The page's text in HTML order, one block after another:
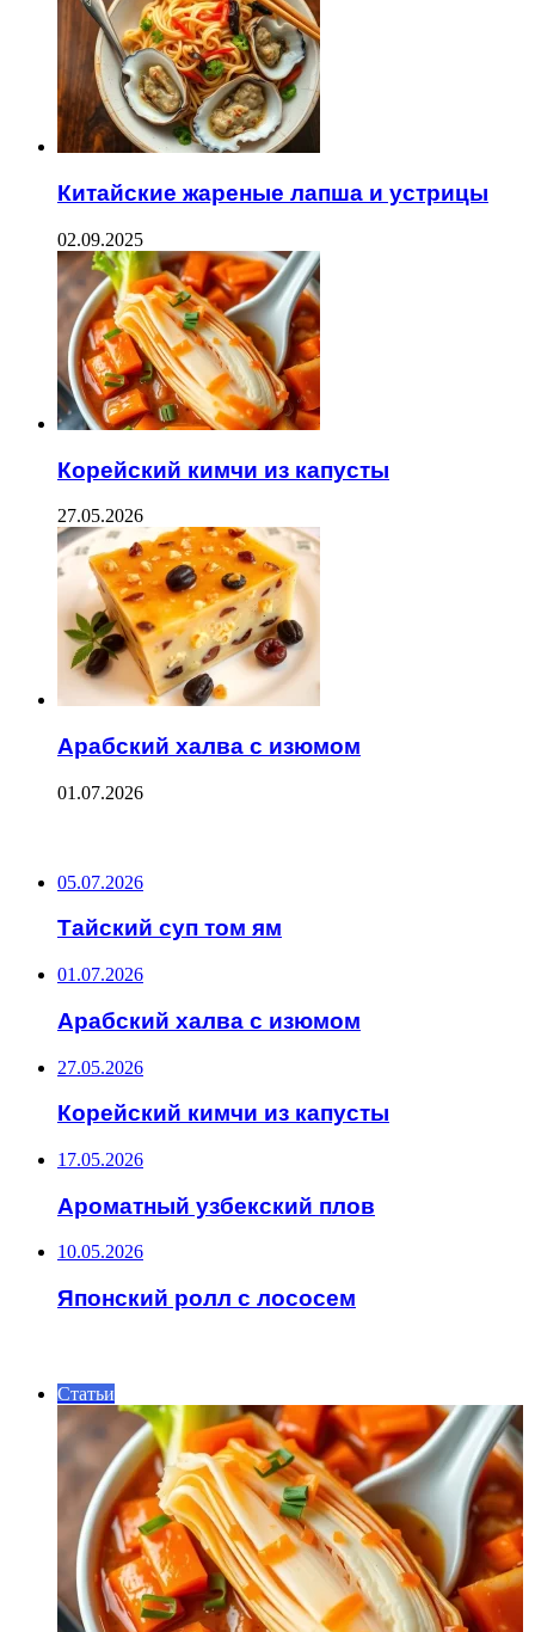
Китайские жареные лапша и устрицы
02.09.2025
Корейский кимчи из капусты
27.05.2026
Арабский халва с изюмом
01.07.2026
05.07.2026
Тайский суп том ям
01.07.2026
Арабский халва с изюмом
27.05.2026
Корейский кимчи из капусты
17.05.2026
Ароматный узбекский плов
10.05.2026
Японский ролл с лососем
Статьи